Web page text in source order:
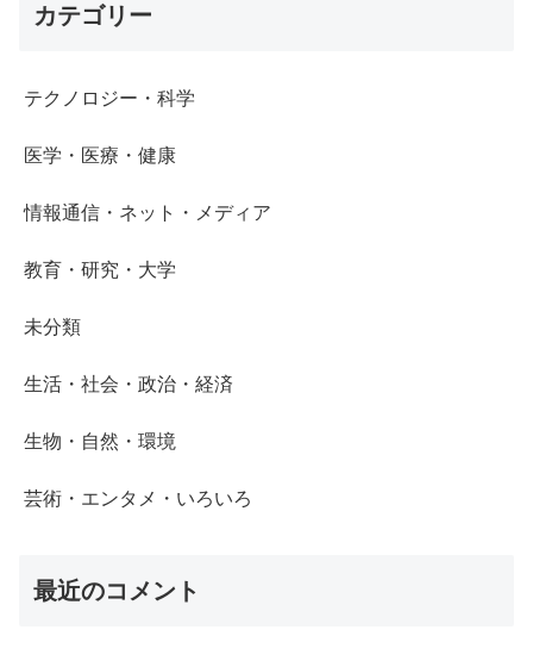
カテゴリー
テクノロジー・科学
医学・医療・健康
情報通信・ネット・メディア
教育・研究・大学
未分類
生活・社会・政治・経済
生物・自然・環境
芸術・エンタメ・いろいろ
最近のコメント